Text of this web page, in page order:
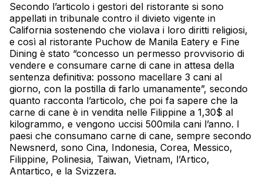
Secondo l’articolo i gestori del ristorante si sono
appellati in tribunale contro il divieto vigente in
California sostenendo che violava i loro diritti religiosi,
e così al ristorante Puchow de Manila Eatery e Fine
Dining è stato “concesso un permesso provvisorio di
vendere e consumare carne di cane in attesa della
sentenza definitiva: possono macellare 3 cani al
giorno, con la postilla di farlo umanamente”, secondo
quanto racconta l’articolo, che poi fa sapere che la
carne di cane è in vendita nelle Filippine a 1,30$ al
kilogrammo, e vengono uccisi 500mila cani l’anno. I
paesi che consumano carne di cane, sempre secondo
Newsnerd, sono Cina, Indonesia, Corea, Messico,
Filippine, Polinesia, Taiwan, Vietnam, l’Artico,
Antartico, e la Svizzera.